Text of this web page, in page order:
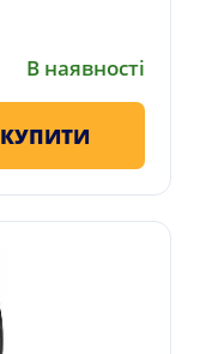
В наявності
КУПИТИ